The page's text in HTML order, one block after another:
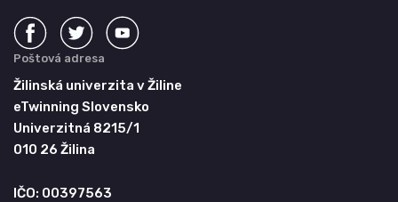
Poštová adresa
Žilinská univerzita v Žiline
eTwinning Slovensko
Univerzitná 8215/1
010 26 Žilina
IČO: 00397563